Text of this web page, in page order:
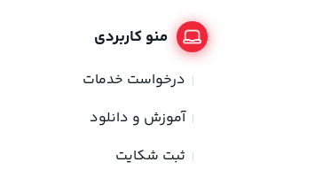
منو کاربردی
درخواست خدمات
آموزش و دانلود
ثبت شکایت